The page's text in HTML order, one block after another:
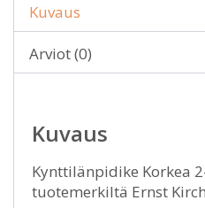
Kuvaus
Arviot (0)
Kuvaus
Kynttilänpidike Korkea
tuotemerkiltä Ernst